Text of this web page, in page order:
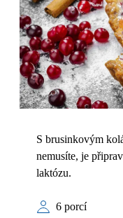
S brusinkovým
nemusíte, je
laktózu.
6 porcí